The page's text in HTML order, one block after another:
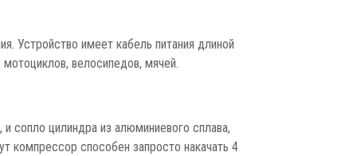
Устройство имеет кабель питания длиной
велосипедов, мячей.
сопло цилиндра из алюминиевого сплава,
компрессор способен запросто накачать 4